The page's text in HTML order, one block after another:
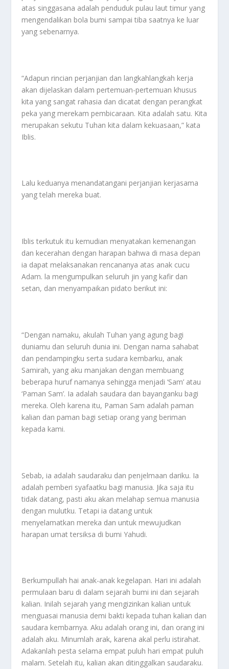
atas singgasana adalah penduduk pulau laut timur yang
mengendalikan bola bumi sampai tiba saatnya ke luar
yang sebenarnya.
“Adapun rincian perjanjian dan langkahlangkah kerja
akan dijelaskan dalam pertemuan-pertemuan khusus
kita yang sangat rahasia dan dicatat dengan perangkat
peka yang merekam pembicaraan. Kita adalah satu. Kita
merupakan sekutu Tuhan kita dalam kekuasaan,” kata
Iblis.
Lalu keduanya menandatangani perjanjian kerjasama
yang telah mereka buat.
Iblis terkutuk itu kemudian menyatakan kemenangan
dan kecerahan dengan harapan bahwa di masa depan
ia dapat melaksanakan rencananya atas anak cucu
Adam. la mengumpulkan seluruh jin yang kafir dan
setan, dan menyampaikan pidato berikut ini:
“Dengan namaku, akulah Tuhan yang agung bagi
duniamu dan seluruh dunia ini. Dengan nama sahabat
dan pendampingku serta sudara kembarku, anak
Samirah, yang aku manjakan dengan membuang
beberapa huruf namanya sehingga menjadi ‘Sam’ atau
‘Paman Sam’. Ia adalah saudara dan bayanganku bagi
mereka. Oleh karena itu, Paman Sam adalah paman
kalian dan paman bagi setiap orang yang beriman
kepada kami.
Sebab, ia adalah saudaraku dan penjelmaan dariku. Ia
adalah pemberi syafaatku bagi manusia. Jika saja itu
tidak datang, pasti aku akan melahap semua manusia
dengan mulutku. Tetapi ia datang untuk
menyelamatkan mereka dan untuk mewujudkan
harapan umat tersiksa di bumi Yahudi.
Berkumpullah hai anak-anak kegelapan. Hari ini adalah
permulaan baru di dalam sejarah bumi ini dan sejarah
kalian. Inilah sejarah yang mengizinkan kalian untuk
menguasai manusia demi bakti kepada tuhan kalian dan
saudara kembarnya. Aku adalah orang ini, dan orang ini
adalah aku. Minumlah arak, karena akal perlu istirahat.
Adakanlah pesta selama empat puluh hari empat puluh
malam. Setelah itu, kalian akan ditinggalkan saudaraku.